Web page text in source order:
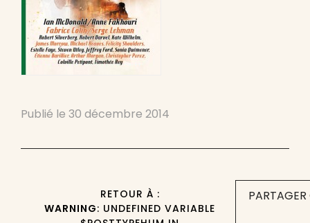
Publié le 30 décembre 2014
RETOUR À :
WARNING: UNDEFINED VARIABLE